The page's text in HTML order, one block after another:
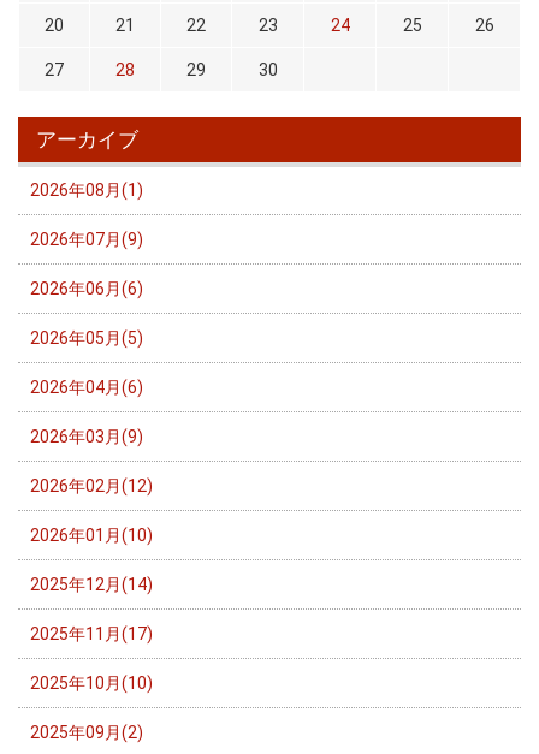
20 21 22 23 24 25 26
27 28 29 30
アーカイブ
2026年08月(1)
2026年07月(9)
2026年06月(6)
2026年05月(5)
2026年04月(6)
2026年03月(9)
2026年02月(12)
2026年01月(10)
2025年12月(14)
2025年11月(17)
2025年10月(10)
2025年09月(2)